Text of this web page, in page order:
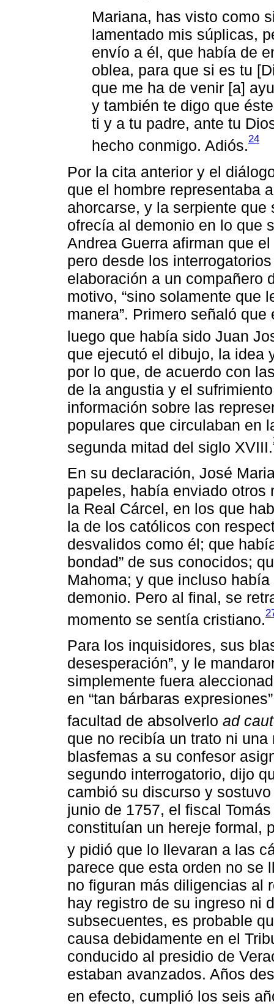
Mariana, has visto como
lamentado mis súplicas,
envío a él, que había de
oblea, para que si es tu
que me ha de venir [a]
y también te digo que
ti y a tu padre, ante tu
hecho conmigo. Adiós.24
Por la cita anterior y el
que el hombre representaba
ahorcarse, y la serpiente
ofrecía al demonio en lo que
Andrea Guerra afirman que
pero desde los
elaboración a un compañero
motivo, “sino solamente que
manera”. Primero señaló
luego que había sido Juan
que ejecutó el dibujo, la idea
por lo que, de acuerdo con
de la angustia y el
información sobre las
populares que circulaban en
segunda mitad del siglo XVIII.
En su declaración, José
papeles, había enviado otros
la Real Cárcel, en los que
la de los católicos con
desvalidos como él; que
bondad” de sus conocidos;
Mahoma; y que incluso
demonio. Pero al final, se
momento se sentía cristiano.
Para los inquisidores, sus
desesperación”, y le
simplemente fuera
en “tan bárbaras
facultad de absolverlo ad
que no recibía un trato ni
blasfemas a su confesor
segundo interrogatorio, dijo
cambió su discurso y
junio de 1757, el fiscal
constituían un hereje formal,
y pidió que lo llevaran a las
parece que esta orden no se
no figuran más diligencias al
hay registro de su ingreso ni
subsecuentes, es probable
causa debidamente en el
conducido al presidio de
estaban avanzados. Años
en efecto, cumplió los seis